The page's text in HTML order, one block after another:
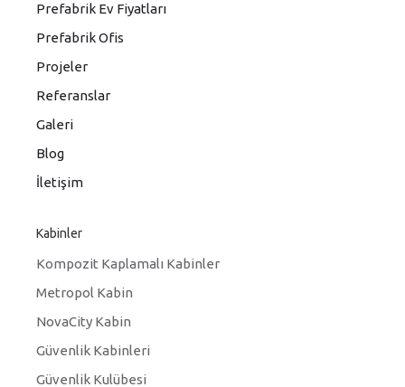
Prefabrik Ev Fiyatları
Prefabrik Ofis
Projeler
Referanslar
Galeri
Blog
İletişim
Kabinler
Kompozit Kaplamalı Kabinler
Metropol Kabin
NovaCity Kabin
Güvenlik Kabinleri
Güvenlik Kulübesi